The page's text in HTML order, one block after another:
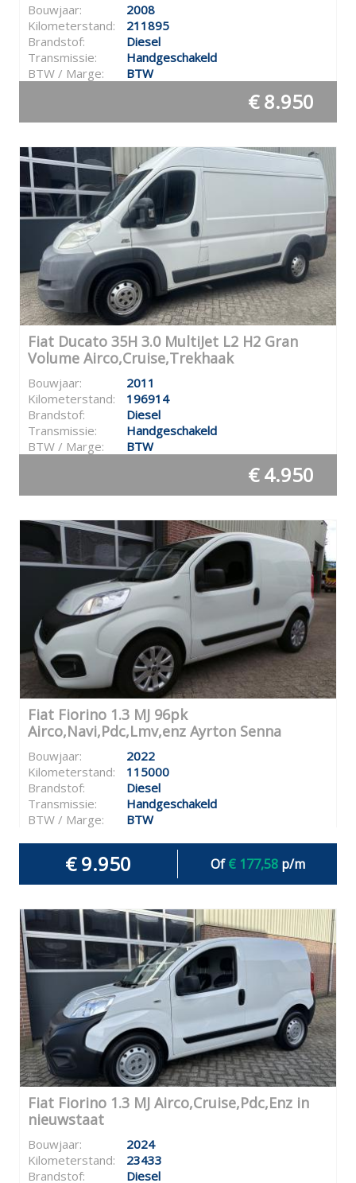
Bouwjaar:
2008
Kilometerstand:
211895
Brandstof:
Diesel
Transmissie:
Handgeschakeld
BTW / Marge:
BTW
€ 8.950
Fiat Ducato 35H 3.0 MultiJet L2 H2 Gran
Volume Airco,Cruise,Trekhaak
Bouwjaar:
2011
Kilometerstand:
196914
Brandstof:
Diesel
Transmissie:
Handgeschakeld
BTW / Marge:
BTW
€ 4.950
Fiat Fiorino 1.3 MJ 96pk
Airco,Navi,Pdc,Lmv,enz Ayrton Senna
Bouwjaar:
2022
Kilometerstand:
115000
Brandstof:
Diesel
Transmissie:
Handgeschakeld
BTW / Marge:
BTW
€ 9.950 Of€ 177,58p/m
Fiat Fiorino 1.3 MJ Airco,Cruise,Pdc,Enz in
nieuwstaat
Bouwjaar:
2024
Kilometerstand:
23433
Brandstof:
Diesel